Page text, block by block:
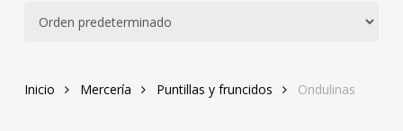
Inicio Mercería Puntillas y fruncidos Ondulinas